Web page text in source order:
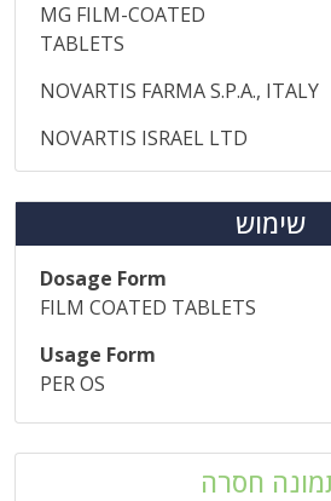
MG FILM-COATED
TABLETS
NOVARTIS FARMA S.P.A., ITALY
NOVARTIS ISRAEL LTD
שימוש
Dosage Form
FILM COATED TABLETS
Usage Form
PER OS
חסרה